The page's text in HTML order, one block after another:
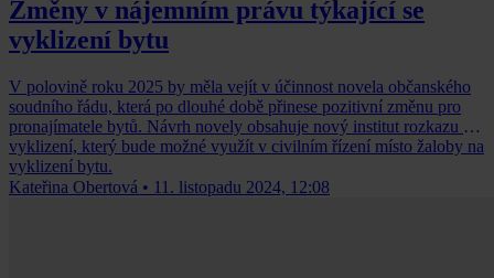
Změny v nájemním právu týkající se
vyklizení bytu
V polovině roku 2025 by měla vejít v účinnost novela občanského
soudního řádu, která po dlouhé době přinese pozitivní změnu pro
pronajímatele bytů. Návrh novely obsahuje nový institut rozkazu k
vyklizení, který bude možné využít v civilním řízení místo žaloby na
vyklizení bytu.
Kateřina Obertová • 11. listopadu 2024, 12:08